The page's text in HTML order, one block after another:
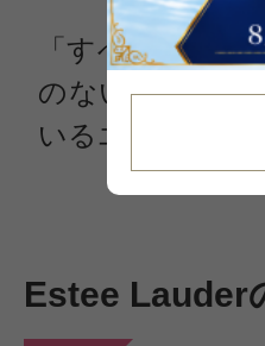
「すべての女
のない信念を強
いるエスティロ
Estee Lauder